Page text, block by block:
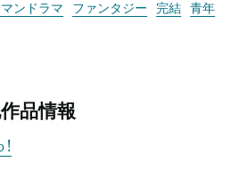
ンドラマ ファンタジー 完結
青年
品情報
!